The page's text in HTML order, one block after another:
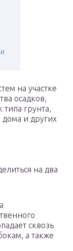
на участке
осадков,
типа грунта,
дома и других
на два
сквозь
а также